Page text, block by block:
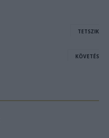
TETSZIK
KÖVETÉS